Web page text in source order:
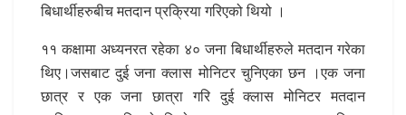
बिधार्थीहरुबीच मतदान प्रक्रिया गरिएको थियो ।
११ कक्षामा अध्यनरत रहेका ४० जना बिधार्थीहरुले मतदान गरेका
थिए।जसबाट दुई जना क्लास मोनिटर चुनिएका छन ।एक जना
छात्र र एक जना छात्रा गरि दुई क्लास मोनिटर मतदान